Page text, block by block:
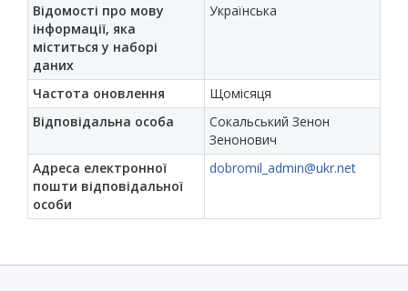
Відомості про мову
інформації, яка
міститься у наборі
даних
Українська
Частота оновлення
Щомісяця
Відповідальна особа
Сокальський Зенон
Зенонович
Адреса електронної
пошти відповідальної
особи
dobromil_admin@ukr.net